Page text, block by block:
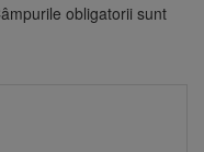
obligatorii sunt